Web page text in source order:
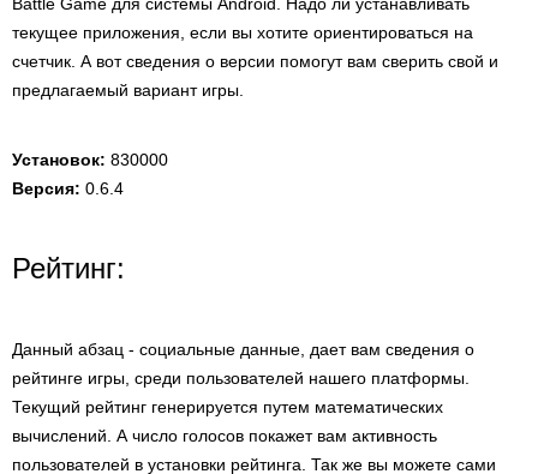
текущее приложения, если вы хотите ориентироваться на
счетчик. А вот сведения о версии помогут вам сверить свой и
предлагаемый вариант игры.
Установок: 830000
Версия: 0.6.4
Рейтинг:
Данный абзац - социальные данные, дает вам сведения о
рейтинге игры, среди пользователей нашего платформы.
Текущий рейтинг генерируется путем математических
вычислений. А число голосов покажет вам активность
пользователей в установки рейтинга. Так же вы можете сами